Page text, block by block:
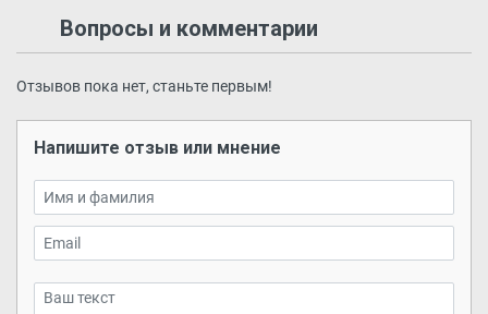
Вопросы и комментарии
Отзывов пока нет, станьте первым!
Напишите отзыв или мнение